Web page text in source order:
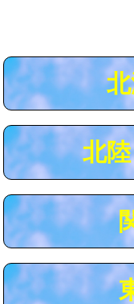
給水管工事※（ライ
管・ポリ管・HT管
給水管工事※（ライ
マス交換（土の掘削
マス交換（深さ50㎝
コンクリート斫り（
コンクリート斫り（
北